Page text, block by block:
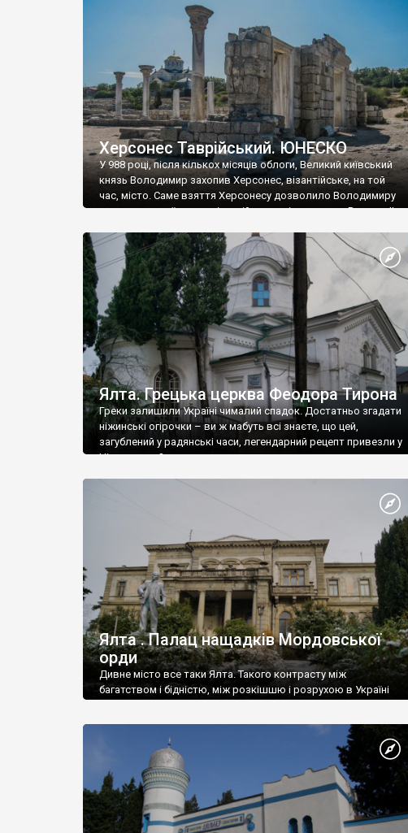
візантійської доби. Раритети викрадені з фондів об’єкту
культурної спадщини ЮНЕСКО «Херсонеса Таврійського».
Офіційно – на виставку «Золото Візантії», але експерти та
влада в Україні вважають це лише […]
Херсонес Таврійський. ЮНЕСКО
У 988 році, після кількох місяців облоги, Великий київський
князь Володимир захопив Херсонес, візантійське, на той
час, місто. Саме взяття Херсонесу дозволило Володимиру
диктувати свої умови візантійському імператору Василю ІІ,
Херсонесі Володимир-язичник, став Василем-
християнином. А потім було Хрещення Русі. На честь
Херсонесу Таврійського названо місто […]
Ялта. Грецька церква Феодора Тирона
Греки залишили Україні чималий спадок. Достатньо згадати
ніжинські огірочки – ви ж мабуть всі знаєте, що цей,
загублений у радянські часи, легендарний рецепт привезли у
Ніжин греки?
Ялта . Палац нащадків Мордовської
орди
Дивне місто все таки Ялта. Такого контрасту між
багатством і бідністю, між розкішшю і розрухою в Україні